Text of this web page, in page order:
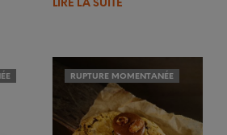
LIRE LA SUITE
RUPTURE MOMENTANÉE